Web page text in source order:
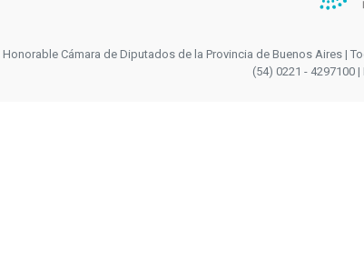
Cámara de Diputados de la Provincia de Buenos Aires |
(54) 0221 - 4297100